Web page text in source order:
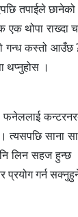
तपाईले
एक थोपा
गन्ध कस्तो आउँछ
थप्नुहोस ।
फनेललाई
त्यसपछि साना
लिन सहज
प्रयोग गर्न